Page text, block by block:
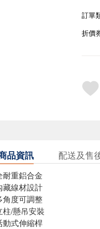
訂單
折價
品資訊 配送及售
耐重鋁合金
藏線材設計
角度可調整
柱/懸吊安裝
動式伸縮桿